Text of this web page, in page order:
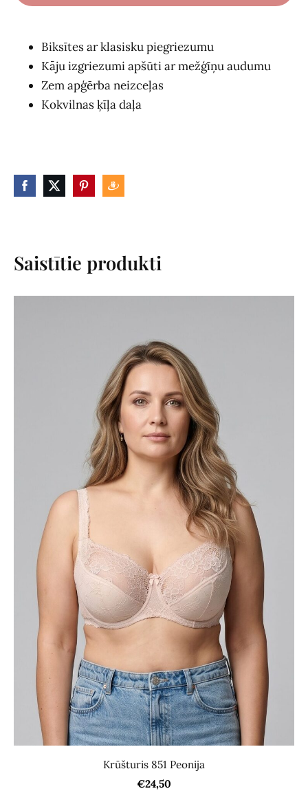
Biksītes ar klasisku piegriezumu
Kāju izgriezumi apšūti ar mežģīņu audumu
Zem apģērba neizceļas
Kokvilnas ķīļa daļa
Saistītie produkti
Krūšturis 851 Peonija
€24,50